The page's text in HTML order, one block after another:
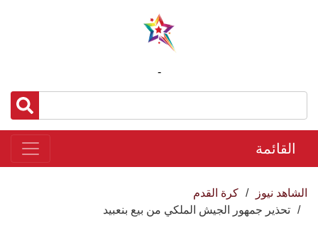
-
القائمة
الشاهد نيوز
كرة القدم
تحذير جمهور الجيش الملكي من بيع بنعبيد